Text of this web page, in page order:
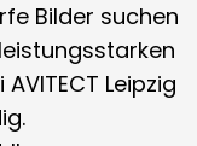
Bilder suchen
Leipzig